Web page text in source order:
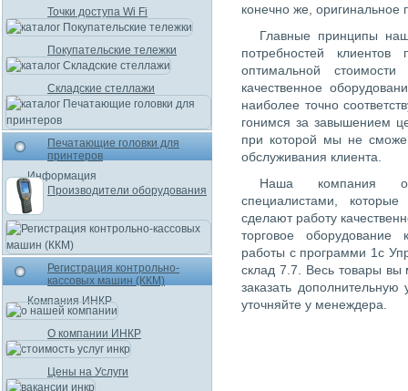
конечно же,
Главные принципы
потребностей
оптимальной стоимости
качественное
наиболее точно
гонимся за завышением
при которой мы не
обслуживания клиента.
Наша компания
специалистами,
сделают работу
торговое оборудование
работы с программи 1с
склад 7.7. Весь товары вы
заказать
уточняйте у менеждера.
Точки доступа Wi Fi
Покупательские тележки
Складские стеллажи
Печатающие головки для
принтеров
Информация
Производители оборудования
Регистрация контрольно-
кассовых машин (ККМ)
Компания ИНКР
О компании ИНКР
Цены на Услуги